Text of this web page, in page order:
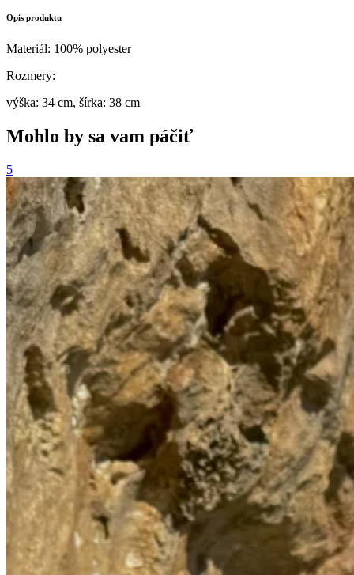
Opis produktu
Materiál: 100% polyester
Rozmery:
výška: 34 cm, šírka: 38 cm
Mohlo by sa vam páčiť
5